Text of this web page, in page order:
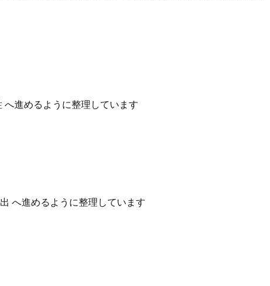
進めるように整理しています
へ進めるように整理しています